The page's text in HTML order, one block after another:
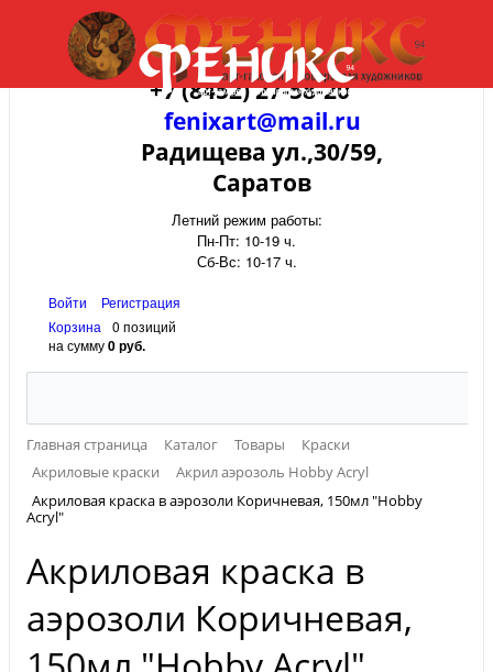
+7 (8452) 27-58-20
fenixart@mail.ru
Радищева ул.,30/59,
Саратов
Летний режим работы:
Пн-Пт: 10-19 ч.
Сб-Вс: 10-17 ч.
Войти
Регистрация
Корзина
0 позиций
на сумму0 руб.
Главная страница Каталог Товары
Краски
Акриловые краски
Акрил аэрозоль Hobby Acryl
Акриловая краска в аэрозоли Коричневая, 150мл "Hobby
Acryl"
Акриловая краска в
аэрозоли Коричневая,